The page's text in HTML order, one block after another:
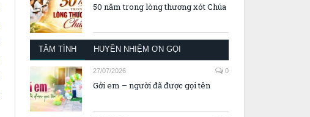
50 năm trong lòng thương xót Chúa
TÂM TÌNH HUYỀN NHIỆM ƠN GỌI
27/07/2026 0
Gởi em – người đã được gọi tên